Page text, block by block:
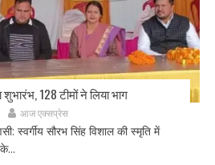
शुभारंभ, 128 टीमों ने लिया भाग
आज एक्सप्रेस
स्वर्गीय सौरभ सिंह विशाल की स्मृति में